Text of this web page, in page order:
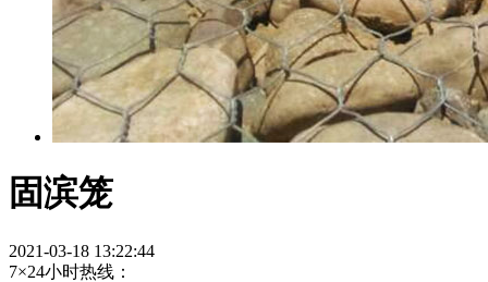
固滨笼
2021-03-18 13:22:44
7×24小时热线：